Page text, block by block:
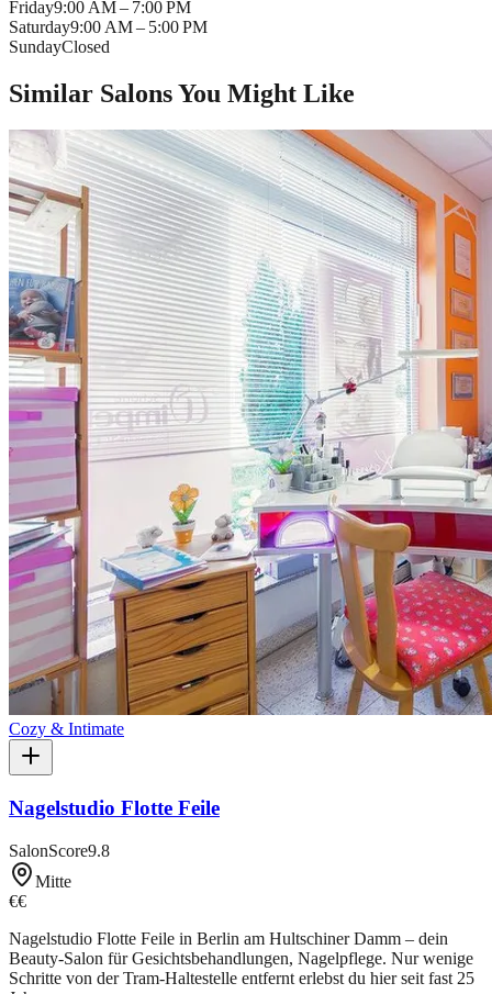
Friday9:00 AM – 7:00 PM
Saturday9:00 AM – 5:00 PM
SundayClosed
Similar Salons You Might Like
Cozy & Intimate
Nagelstudio Flotte Feile
SalonScore9.8
Mitte
€€
Nagelstudio Flotte Feile in Berlin am Hultschiner Damm – dein
Beauty-Salon für Gesichtsbehandlungen, Nagelpflege. Nur wenige
Schritte von der Tram-Haltestelle entfernt erlebst du hier seit fast 25